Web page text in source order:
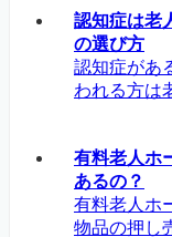
認知症は老
の選び方
認知症があ
われる方は
有料老人ホ
あるの？
有料老人ホ
物品の押し